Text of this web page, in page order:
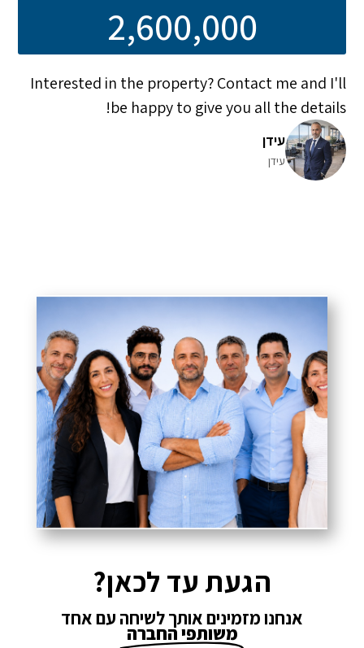
2,600,000
Interested in the property? Contact me and I'll
be happy to give you all the details!
עידן
עידן
הגעת עד לכאן?
אנחנו מזמינים אותך לשיחה עם אחד
משותפי החברה